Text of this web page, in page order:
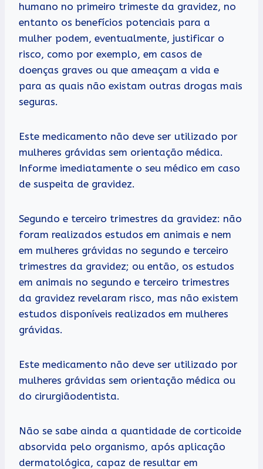
humano no primeiro trimeste da gravidez, no
entanto os benefícios potenciais para a
mulher podem, eventualmente, justificar o
risco, como por exemplo, em casos de
doenças graves ou que ameaçam a vida e
para as quais não existam outras drogas mais
seguras.
Este medicamento não deve ser utilizado por
mulheres grávidas sem orientação médica.
Informe imediatamente o seu médico em caso
de suspeita de gravidez.
Segundo e terceiro trimestres da gravidez: não
foram realizados estudos em animais e nem
em mulheres grávidas no segundo e terceiro
trimestres da gravidez; ou então, os estudos
em animais no segundo e terceiro trimestres
da gravidez revelaram risco, mas não existem
estudos disponíveis realizados em mulheres
grávidas.
Este medicamento não deve ser utilizado por
mulheres grávidas sem orientação médica ou
do cirurgiãodentista.
Não se sabe ainda a quantidade de corticoide
absorvida pelo organismo, após aplicação
dermatológica, capaz de resultar em